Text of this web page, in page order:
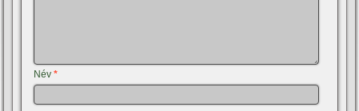
Név*